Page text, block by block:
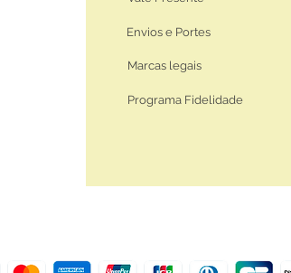
Envios e Portes
Marcas legais
Programa Fidelidade